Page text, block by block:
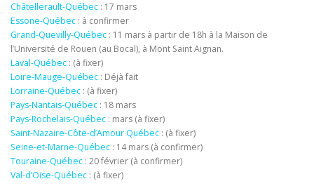
Châtellerault-Québec : 17 mars
Essone-Québec : à confirmer
Grand-Quevilly-Québec : 11 mars à partir de 18h à la Maison de
l’Université de Rouen (au Bocal), à Mont Saint Aignan.
Laval-Québec : (à fixer)
Loire-Mauge-Québec : Déjà fait
Lorraine-Québec : (à fixer)
Pays-Nantais-Québec : 18 mars
Pays-Rochelais-Québec : mars (à fixer)
Saint-Nazaire-Côte-d’Amour Québec : (à fixer)
Seine-et-Marne-Québec : 14 mars (à confirmer)
Touraine-Québec : 20 février (à confirmer)
Val-d’Oise-Québec : (à fixer)